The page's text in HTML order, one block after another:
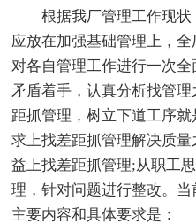
根据我厂管理工作现状
应放在加强基础管理上，
对各自管理工作进行一次
矛盾着手，认真分析找管
距抓管理，树立下道工序
求上找差距抓管理解决质
益上找差距抓管理;从职工
理，针对问题进行整改。
主要内容和具体要求是：